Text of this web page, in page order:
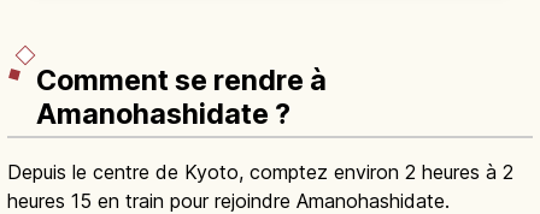
Comment se rendre à
Amanohashidate ?
Depuis le centre de Kyoto, comptez environ 2 heures à 2
heures 15 en train pour rejoindre Amanohashidate.